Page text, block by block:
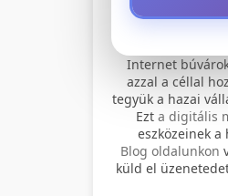
Professional
technicians
all
📊 2.
Internet
azzal a céllal
tegyük a hazai
Ezt a digitális
eszközeinek
Blog oldalunkon
küld el